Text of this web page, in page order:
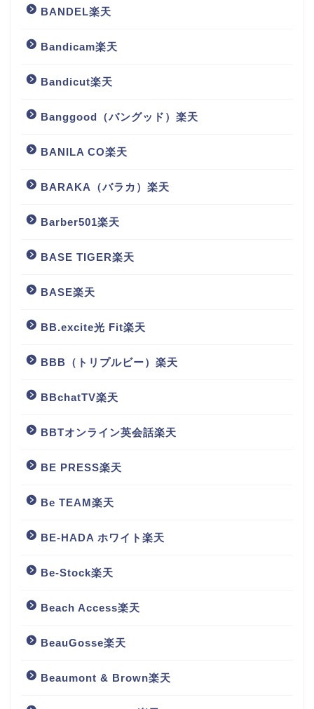
BANDEL楽天
Bandicam楽天
Bandicut楽天
Banggood（バングッド）楽天
BANILA CO楽天
BARAKA（バラカ）楽天
Barber501楽天
BASE TIGER楽天
BASE楽天
BB.excite光 Fit楽天
BBB（トリプルビー）楽天
BBchatTV楽天
BBTオンライン英会話楽天
BE PRESS楽天
Be TEAM楽天
BE-HADA ホワイト楽天
Be-Stock楽天
Beach Access楽天
BeauGosse楽天
Beaumont & Brown楽天